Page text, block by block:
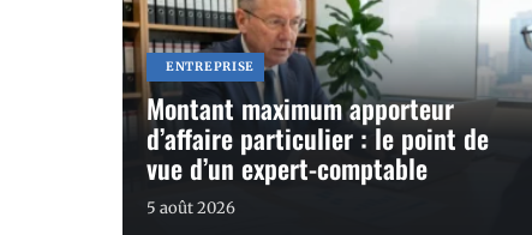
ENTREPRISE
Montant maximum apporteur
d’affaire particulier : le point de
vue d’un expert-comptable
5 août 2026